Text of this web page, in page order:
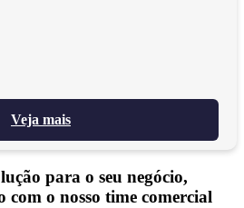
Veja mais
para o seu negócio,
com o nosso time comercial